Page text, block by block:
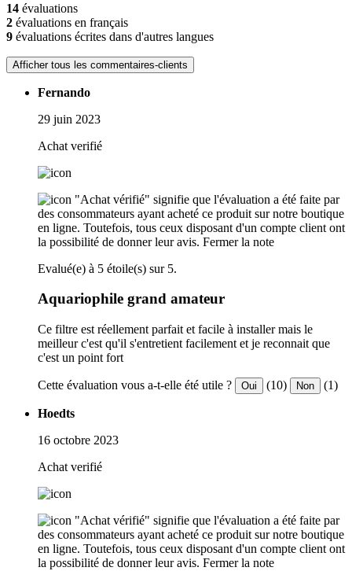
14 évaluations
2 évaluations en français
9 évaluations écrites dans d'autres langues
Afficher tous les commentaires-clients
Fernando
29 juin 2023
Achat verifié
"Achat vérifié" signifie que l'évaluation a été faite par
des consommateurs ayant acheté ce produit sur notre boutique
en ligne. Toutefois, tous ceux disposant d'un compte client ont
la possibilité de donner leur avis. Fermer la note
Evalué(e) à 5 étoile(s) sur 5.
Aquariophile grand amateur
Ce filtre est réellement parfait et facile à installer mais le
meilleur c'est qu'il s'entretient facilement et je reconnait que
c'est un point fort
Cette évaluation vous a-t-elle été utile ? Oui (10) Non (1)
Hoedts
16 octobre 2023
Achat verifié
"Achat vérifié" signifie que l'évaluation a été faite par
des consommateurs ayant acheté ce produit sur notre boutique
en ligne. Toutefois, tous ceux disposant d'un compte client ont
la possibilité de donner leur avis. Fermer la note